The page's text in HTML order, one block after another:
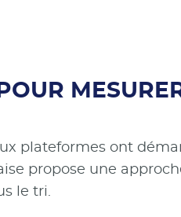
plateformes ont
propose une
le tri.